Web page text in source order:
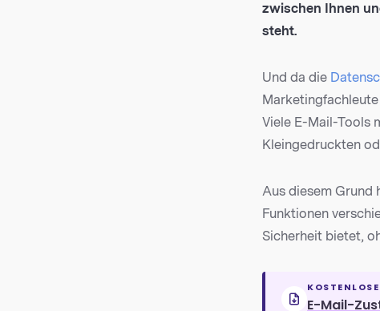
zwischen Ihnen
steht.
Und da die
Viele E-Mail-Tools
Kleingedruckten
Aus diesem Grund
Funktionen
Sicherheit bietet,
E-Mail-